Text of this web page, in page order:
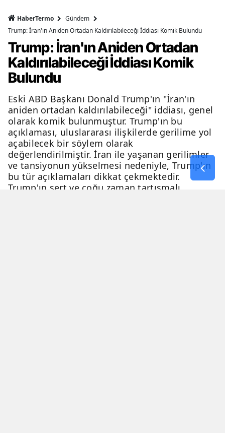
HaberTermo
Gündem
Trump: İran'ın Aniden Ortadan Kaldırılabileceği İddiası Komik Bulundu
Trump: İran'ın Aniden Ortadan
Kaldırılabileceği İddiası Komik
Bulundu
Eski ABD Başkanı Donald Trump'ın "İran'ın
aniden ortadan kaldırılabileceği" iddiası, genel
olarak komik bulunmuştur. Trump'ın bu
açıklaması, uluslararası ilişkilerde gerilime yol
açabilecek bir söylem olarak
değerlendirilmiştir. İran ile yaşanan gerilimler
ve tansiyonun yükselmesi nedeniyle, Trump'ın
bu tür açıklamaları dikkat çekmektedir.
Trump'ın sert ve çoğu zaman tartışmalı